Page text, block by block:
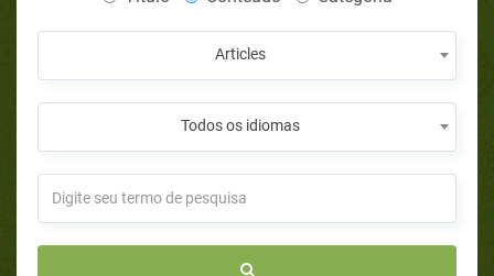
Articles
Todos os idiomas